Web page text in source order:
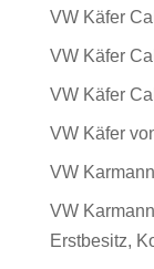
VW Käfer
VW Käfer
VW Käfer
VW Käfer
VW
VW
Erstbesitz,